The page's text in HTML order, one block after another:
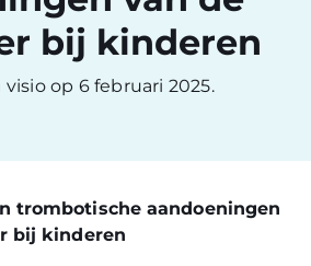
bij kinderen
visio op 6 februari 2025.
trombotische aandoeningen
bij kinderen